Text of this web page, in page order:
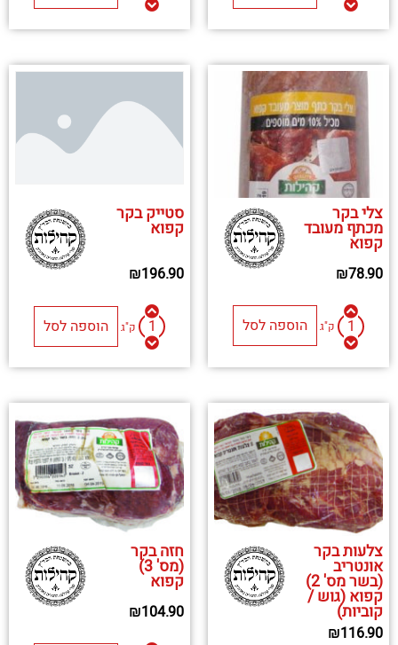
צלי בקר
מכתף מעובד
קפוא
₪78.90
ק"ג הוספה לסל
סטייק בקר
קפוא
₪196.90
ק"ג הוספה לסל
צלעות בקר
אונטריב
(בשר מס' 2)
קפוא (גוש /
קוביות)
₪116.90
חזה בקר
(מס' 3)
קפוא
₪104.90